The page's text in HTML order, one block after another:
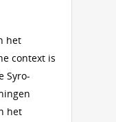
het
context is
Syro-
het